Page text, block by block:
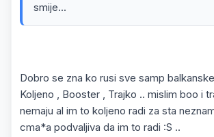
smije...
Dobro se zna ko rusi sve samp
Koljeno , Booster , Trajko .. mislim boo i
nemaju al im to koljeno radi za sta
cma*a podvaljiva da im to radi :S ..